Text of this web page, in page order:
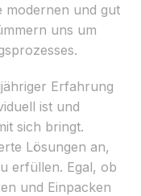
modernen und gut
uns um
Erfahrung
ist und
sich bringt.
Lösungen an,
erfüllen. Egal, ob
und Einpacken